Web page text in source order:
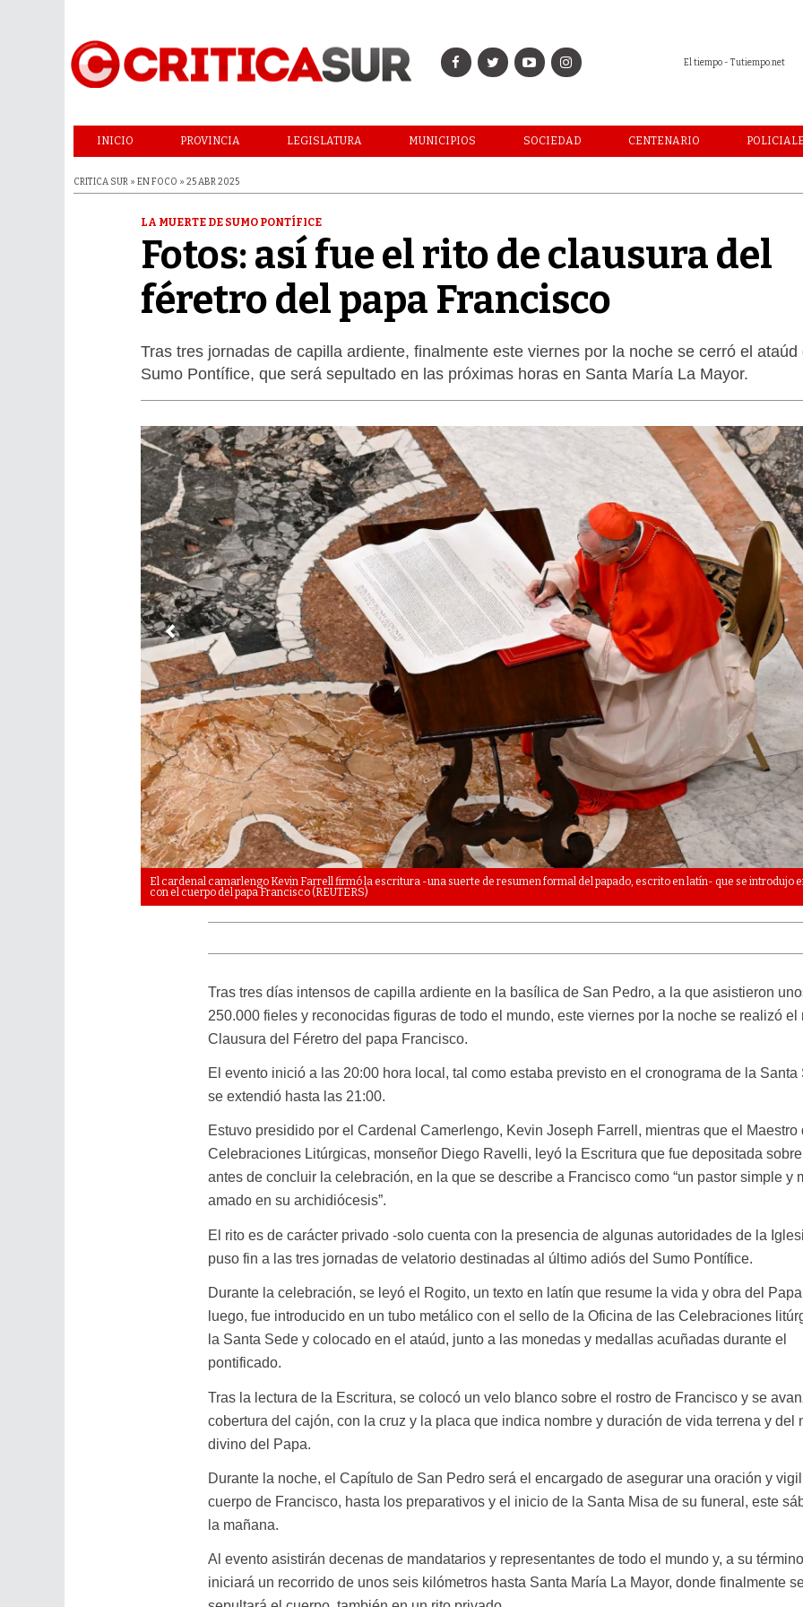
El tiempo - Tutiempo.net
INICIO PROVINCIA LEGISLATURA MUNICIPIOS SOCIEDAD CENTENARIO
CRITICA SUR » EN FOCO » 25 ABR 2025
LA MUERTE DE SUMO PONTÍFICE
Fotos: así fue el rito de clausura del
féretro del papa Francisco
Tras tres jornadas de capilla ardiente, finalmente este viernes por la noche se cerró el ataúd
Sumo Pontífice, que será sepultado en las próximas horas en Santa María La Mayor.
El cardenal camarlengo Kevin Farrell firmó la escritura -una suerte de resumen formal del papado, escrito en latín- que se introdujo
con el cuerpo del papa Francisco (REUTERS)
Tras tres días intensos de capilla ardiente en la basílica de San Pedro, a la que asistieron
250.000 fieles y reconocidas figuras de todo el mundo, este viernes por la noche se realizó el
Clausura del Féretro del papa Francisco.
El evento inició a las 20:00 hora local, tal como estaba previsto en el cronograma de la Santa
se extendió hasta las 21:00.
Estuvo presidido por el Cardenal Camerlengo, Kevin Joseph Farrell, mientras que el Maestro
Celebraciones Litúrgicas, monseñor Diego Ravelli, leyó la Escritura que fue depositada
antes de concluir la celebración, en la que se describe a Francisco como “un pastor simple y
amado en su archidiócesis”.
El rito es de carácter privado -solo cuenta con la presencia de algunas autoridades de la
puso fin a las tres jornadas de velatorio destinadas al último adiós del Sumo Pontífice.
Durante la celebración, se leyó el Rogito, un texto en latín que resume la vida y obra del
luego, fue introducido en un tubo metálico con el sello de la Oficina de las Celebraciones
la Santa Sede y colocado en el ataúd, junto a las monedas y medallas acuñadas durante el
pontificado.
Tras la lectura de la Escritura, se colocó un velo blanco sobre el rostro de Francisco y se
cobertura del cajón, con la cruz y la placa que indica nombre y duración de vida terrena y del
divino del Papa.
Durante la noche, el Capítulo de San Pedro será el encargado de asegurar una oración y
cuerpo de Francisco, hasta los preparativos y el inicio de la Santa Misa de su funeral, este
la mañana.
Al evento asistirán decenas de mandatarios y representantes de todo el mundo y, a su
iniciará un recorrido de unos seis kilómetros hasta Santa María La Mayor, donde finalmente
LAGARTIJA MAGALLÁNICA, EL
TIERRA DEL FUEGO